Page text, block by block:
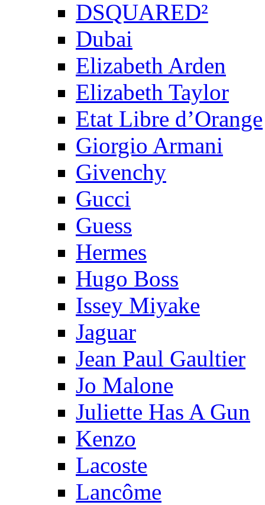
DSQUARED²
Dubai
Elizabeth Arden
Elizabeth Taylor
Etat Libre d’Orange
Giorgio Armani
Givenchy
Gucci
Guess
Hermes
Hugo Boss
Issey Miyake
Jaguar
Jean Paul Gaultier
Jo Malone
Juliette Has A Gun
Kenzo
Lacoste
Lancôme